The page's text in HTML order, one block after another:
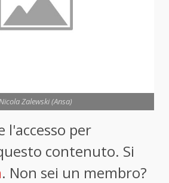
Nicola Zalewski (Ansa)
l'accesso per
contenuto. Si
. Non sei un membro?